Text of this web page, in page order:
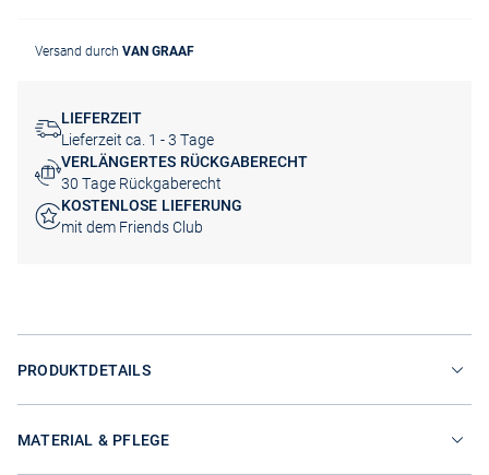
Versand durch VAN GRAAF
LIEFERZEIT
Lieferzeit ca. 1 - 3 Tage
VERLÄNGERTES RÜCKGABERECHT
30 Tage Rückgaberecht
KOSTENLOSE LIEFERUNG
mit dem Friends Club
PRODUKTDETAILS
MATERIAL & PFLEGE